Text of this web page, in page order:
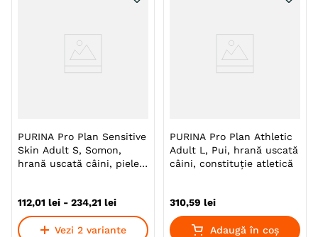
Această mâncare uscată a fost concepută de
Specie Caini
Talie Toy (XS) Mica (S)
Calitate Hrana Super-Premium
PURINA Pro Plan Sensitive
Skin Adult S, Somon,
hrană uscată câini, piele
112,01 lei - 234,21 lei
Vezi 2 variante
PURINA Pro Plan Athletic
Adult L, Pui, hrană uscată
câini, constituție atletică
310,59 lei
Adaugă în coș